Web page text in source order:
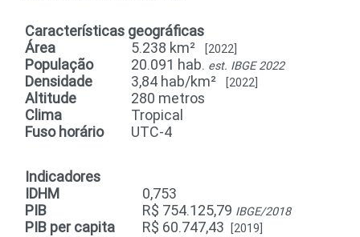
Características geográficas
Área
5.238 km² [2022]
População 20.091 hab. est. IBGE 2022
Densidade 3,84 hab/km² [2022]
Altitude
280 metros
Clima
Tropical
Fuso horário
UTC-4
Indicadores
IDHM
0,753
PIB
R$ 754.125,79 IBGE/2018
PIB per capita R$ 60.747,43 [2019]